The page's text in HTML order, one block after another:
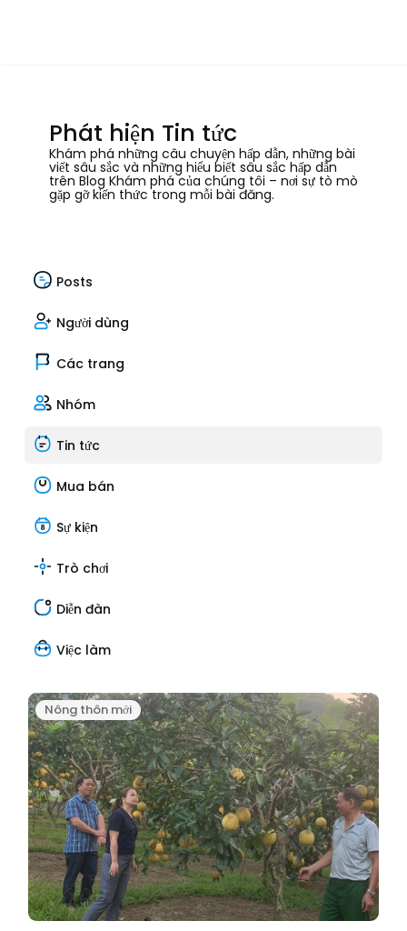
Phát hiện Tin tức
Khám phá những câu chuyện hấp dẫn, những bài
viết sâu sắc và những hiểu biết sâu sắc hấp dẫn
trên Blog Khám phá của chúng tôi – nơi sự tò mò
gặp gỡ kiến thức trong mỗi bài đăng.
Posts
Người dùng
Các trang
Nhóm
Tin tức
Mua bán
Sự kiện
Trò chơi
Diễn đàn
Việc làm
Nông thôn mới